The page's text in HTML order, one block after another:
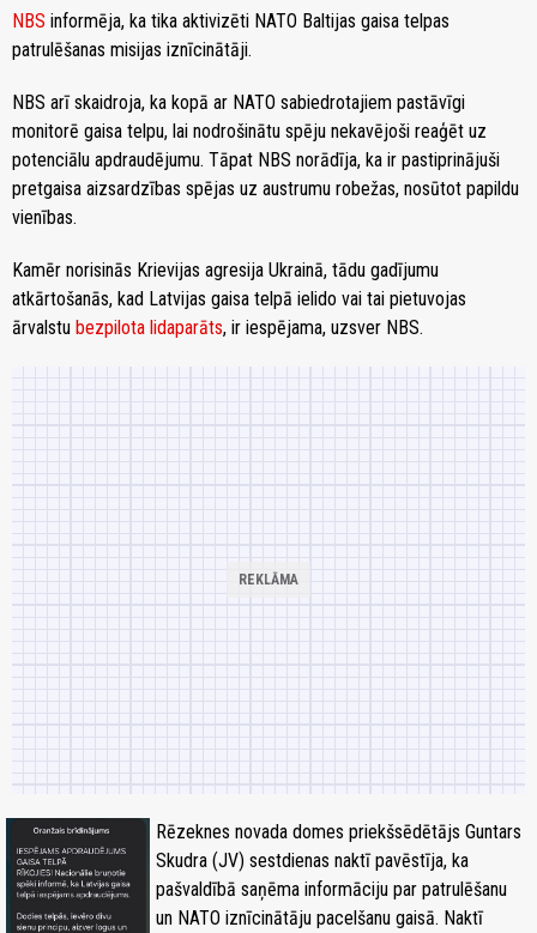
NBS informēja, ka tika aktivizēti NATO Baltijas gaisa telpas
patrulēšanas misijas iznīcinātāji.
NBS arī skaidroja, ka kopā ar NATO sabiedrotajiem pastāvīgi
monitorē gaisa telpu, lai nodrošinātu spēju nekavējoši reaģēt uz
potenciālu apdraudējumu. Tāpat NBS norādīja, ka ir pastiprinājuši
pretgaisa aizsardzības spējas uz austrumu robežas, nosūtot papildu
vienības.
Kamēr norisinās Krievijas agresija Ukrainā, tādu gadījumu
atkārtošanās, kad Latvijas gaisa telpā ielido vai tai pietuvojas
ārvalstu bezpilota lidaparāts, ir iespējama, uzsver NBS.
Rēzeknes novada domes priekšsēdētājs Guntars
Skudra (JV) sestdienas naktī pavēstīja, ka
pašvaldībā saņēma informāciju par patrulēšanu
un NATO iznīcinātāju pacelšanu gaisā. Naktī